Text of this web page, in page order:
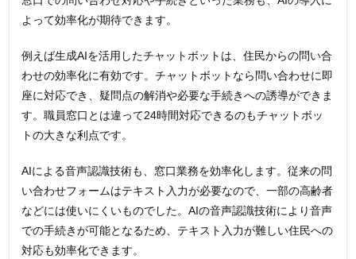
よって効率化が期待できます。
例えば生成AIを活用したチャットボットは、住民からの問い合
わせの効率化に有効です。チャットボットなら問い合わせに即
座に対応でき、疑問点の解消や必要な手続きへの誘導ができま
す。職員窓口とは違って24時間対応できるのもチャットボッ
トの大きな利点です。
AIによる音声認識技術も、窓口業務を効率化します。従来の問
い合わせフォームはテキスト入力が必要なので、一部の高齢者
などには使いにくいものでした。AIの音声認識技術により音声
での手続きが可能となるため、テキスト入力が難しい住民への
対応も効率化できます。